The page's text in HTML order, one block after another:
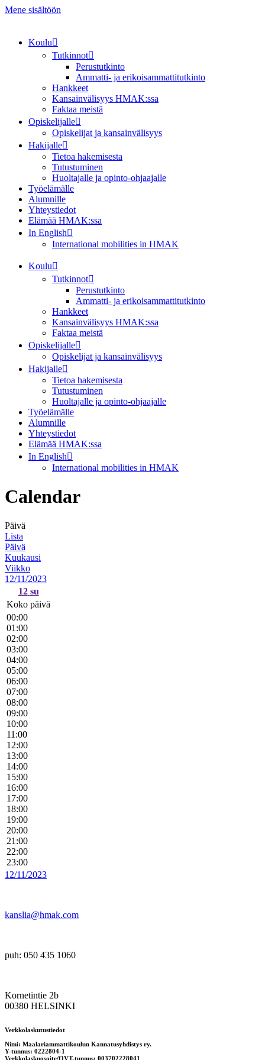
Mene sisältöön
Koulu
Tutkinnot
Perustutkinto
Ammatti- ja erikoisammattitutkinto
Hankkeet
Kansainvälisyys HMAK:ssa
Faktaa meistä
Opiskelijalle
Opiskelijat ja kansainvälisyys
Hakijalle
Tietoa hakemisesta
Tutustuminen
Huoltajalle ja opinto-ohjaajalle
Työelämälle
Alumnille
Yhteystiedot
Elämää HMAK:ssa
In English
International mobilities in HMAK
Koulu
Tutkinnot
Perustutkinto
Ammatti- ja erikoisammattitutkinto
Hankkeet
Kansainvälisyys HMAK:ssa
Faktaa meistä
Opiskelijalle
Opiskelijat ja kansainvälisyys
Hakijalle
Tietoa hakemisesta
Tutustuminen
Huoltajalle ja opinto-ohjaajalle
Työelämälle
Alumnille
Yhteystiedot
Elämää HMAK:ssa
In English
International mobilities in HMAK
Calendar
Päivä
Lista
Päivä
Kuukausi
Viikko
12/11/2023
12 su
Koko päivä
00:00
01:00
02:00
03:00
04:00
05:00
06:00
07:00
08:00
09:00
10:00
11:00
12:00
13:00
14:00
15:00
16:00
17:00
18:00
19:00
20:00
21:00
22:00
23:00
12/11/2023
kanslia@hmak.com
puh: 050 435 1060
Kornetintie 2b
00380 HELSINKI
Verkkolaskutustiedot
Nimi: Maalariammattikoulun Kannatusyhdistys ry.
Y-tunnus: 0222804-1
Verkkolaskuosoite/OVT-tunnus: 003702228041